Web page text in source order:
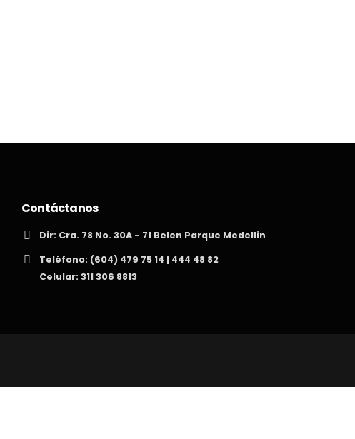
Contáctanos
Dir: Cra. 78 No. 30A - 71 Belen Parque Medellin
Teléfono: (604) 479 75 14 | 444 48 82
Celular: 311 306 8813